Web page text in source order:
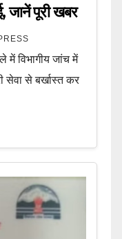
जानें पूरी खबर
में विभागीय जांच में
सेवा से बर्खास्त कर